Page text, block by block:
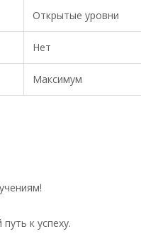
Открытые уровни
Нет
Максимум
к успеху.